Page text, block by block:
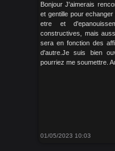
Bonjour J'aimerais
et gentille pour
etre et
constructives, mais
sera en fonction des
d'autre.Je suis bien
pourriez me soumettre.
01/05/2023 10:03